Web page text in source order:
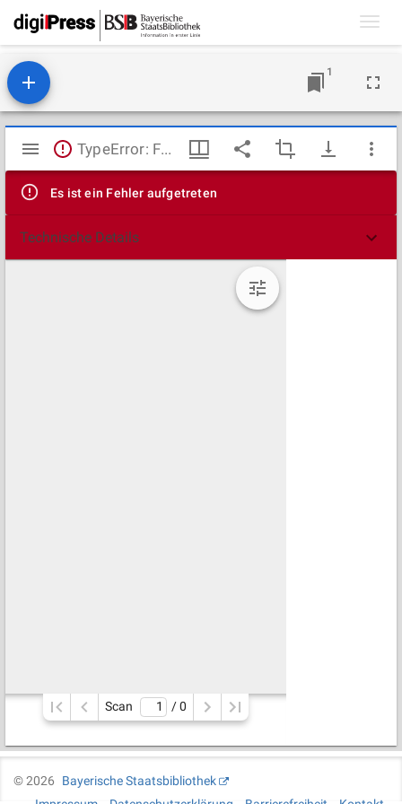
1
Mirador
Viewer
TypeError: Failed to fetch
Es ist ein Fehler aufgetreten
Technische Details
Scan / 0
©2026
Bayerische Staatsbibliothek